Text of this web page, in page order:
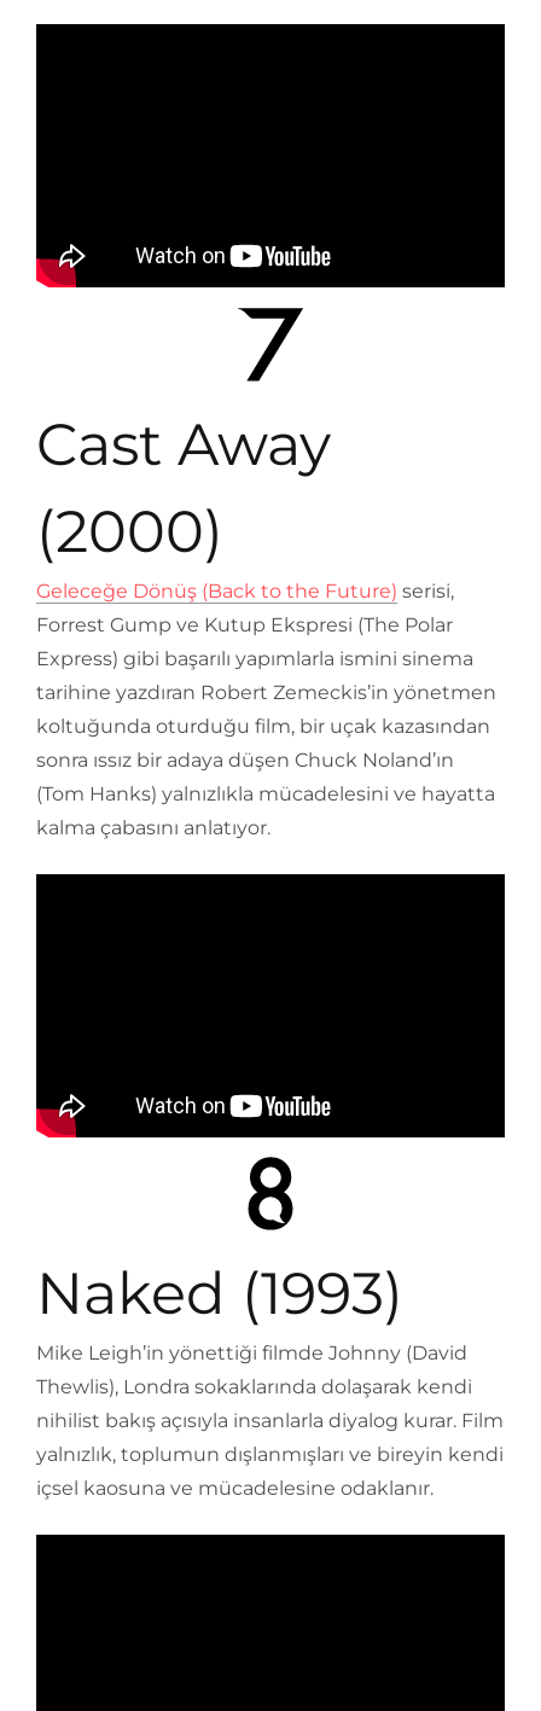
Cast Away
(2000)
Geleceğe Dönüş (Back to the Future) serisi,
Forrest Gump ve Kutup Ekspresi (The Polar
Express) gibi başarılı yapımlarla ismini sinema
tarihine yazdıran Robert Zemeckis’in yönetmen
koltuğunda oturduğu film, bir uçak kazasından
sonra ıssız bir adaya düşen Chuck Noland’ın
(Tom Hanks) yalnızlıkla mücadelesini ve hayatta
kalma çabasını anlatıyor.
Naked (1993)
Mike Leigh’in yönettiği filmde Johnny (David
Thewlis), Londra sokaklarında dolaşarak kendi
nihilist bakış açısıyla insanlarla diyalog kurar. Film
yalnızlık, toplumun dışlanmışları ve bireyin kendi
içsel kaosuna ve mücadelesine odaklanır.